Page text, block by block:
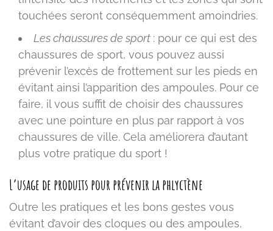
touchées seront conséquemment amoindries.
Les chaussures de sport : pour ce qui est des
chaussures de sport, vous pouvez aussi
prévenir l’excès de frottement sur les pieds en
évitant ainsi l’apparition des ampoules. Pour ce
faire, il vous suffit de choisir des chaussures
avec une pointure en plus par rapport à vos
chaussures de ville. Cela améliorera d’autant
plus votre pratique du sport !
L’usage de produits pour prévenir la phlyctène
Outre les pratiques et les bons gestes vous
évitant d’avoir des cloques ou des ampoules,